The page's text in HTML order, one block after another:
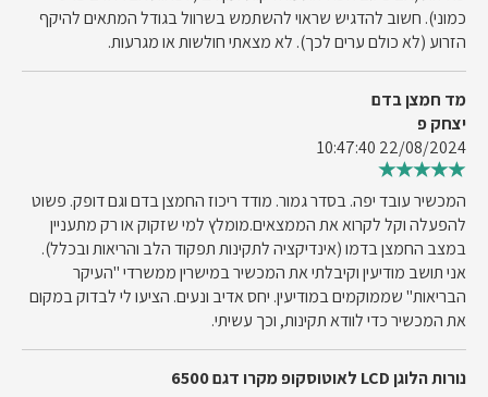
כמוני). חשוב להדגיש שראוי להשתמש בשרוול בגודל המתאים להיקף
הזרוע (לא כולם ערים לכך). לא מצאתי חולשות או מגרעות.
מד חמצן בדם
יצחק פ
22/08/2024 10:47:40
המכשיר עובד יפה. בסדר גמור. מודד ריכוז החמצן בדם וגם דופק. פשוט
להפעלה וקל לקרוא את הממצאים.מומלץ למי שזקוק או רק מתעניין
במצב החמצן בדמו (אינדיקציה לתקינות תפקוד הלב והריאות ובכלל).
אני תושב מודיעין וקיבלתי את המכשיר במישרין ממשרדי "העיקר
הבריאות" שממוקמים במודיעין. יחס אדיב ונעים. הציעו לי לבדוק במקום
את המכשיר כדי לוודא תקינות, וכך עשיתי.
נורות הלוגן LCD לאוטוסקופ מקרו דגם 6500